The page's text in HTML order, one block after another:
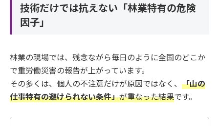
技術だけでは抗えない「林業特有の危険
因子」
林業の現場では、残念ながら毎日のように全国のどこか
で重労働災害の報告が上がっています。
その多くは、個人の不注意だけが原因ではなく、 「山の
仕事特有の避けられない条件」が重なった結果です。